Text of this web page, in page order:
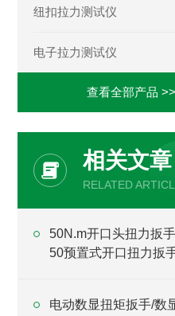
纽扣拉力测试仪
电子拉力测试仪
查看全部产品 >>
相关文章
RELATED
50N.m开口头扭力扳
50预置式开口扭力扳
电动数显扭矩扳手/数